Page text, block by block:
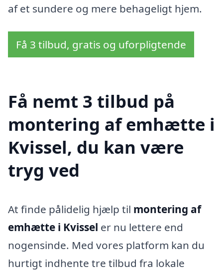
af et sundere og mere behageligt hjem.
Få 3 tilbud, gratis og uforpligtende
Få nemt 3 tilbud på
montering af emhætte i
Kvissel, du kan være
tryg ved
At finde pålidelig hjælp til montering af
emhætte i Kvissel er nu lettere end
nogensinde. Med vores platform kan du
hurtigt indhente tre tilbud fra lokale